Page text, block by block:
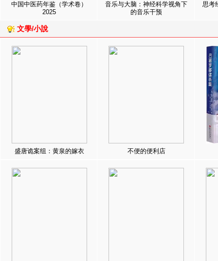
中国中医药年鉴（学术卷）
2025
音乐与大脑：神经科学视角下
的音乐干预
思考
文學/小說
盛唐诡案组：黄泉的嫁衣 不便的便利店